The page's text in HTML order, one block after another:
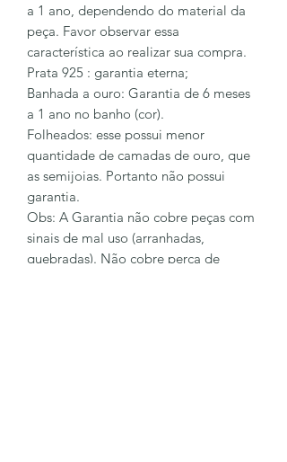
a 1 ano, dependendo do material da
peça. Favor observar essa
característica ao realizar sua compra.
Prata 925 : garantia eterna;
Banhada a ouro: Garantia de 6 meses
a 1 ano no banho (cor).
Folheados: esse possui menor
quantidade de camadas de ouro, que
as semijoias. Portanto não possui
garantia.
Obs: A Garantia não cobre peças com
sinais de mal uso (arranhadas,
quebradas). Não cobre perca de